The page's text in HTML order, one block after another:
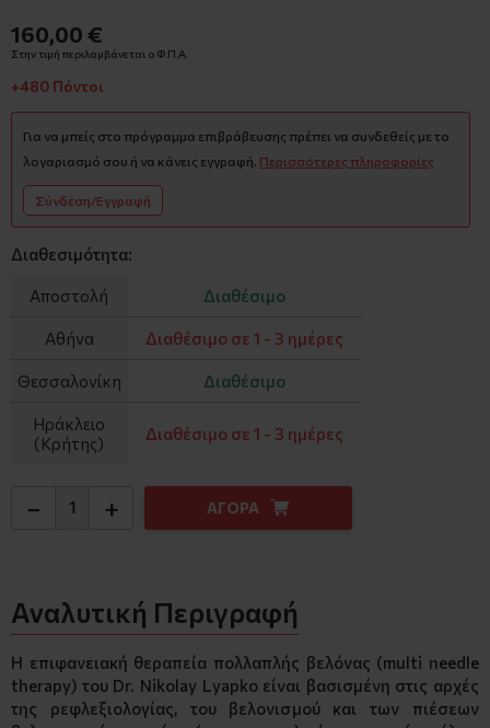
160,00 €
Στην τιμή περιλαμβάνεται ο Φ.Π.Α.
+480 Πόντοι
Για να μπείς στο πρόγραμμα επιβράβευσης πρέπει να συνδεθείς με το
λογαριασμό σου ή να κάνεις εγγραφή. Περισσότερες πληροφορίες
Σύνδεση/Εγγραφή
Διαθεσιμότητα:
Αποστολή Διαθέσιμο
Αθήνα Διαθέσιμο σε 1 - 3 ημέρες
Θεσσαλονίκη Διαθέσιμο
Ηράκλειο
(Κρήτης)
Διαθέσιμο σε 1 - 3 ημέρες
− + ΑΓΟΡΑ
Αναλυτική Περιγραφή
Η επιφανειακή θεραπεία πολλαπλής βελόνας (multi needle
therapy) του Dr. Nikolay Lyapko είναι βασισμένη στις αρχές
της ρεφλεξιολογίας, του βελονισμού και των πιέσεων